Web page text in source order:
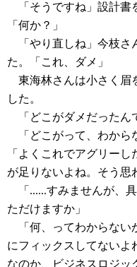
「そうですね」設計書
「何か？」
「やり直しね」今枝さ
た。「これ、ダメ」
東海林さんは小さく眉
した。
「どこがダメだったん
「どこがって、わから
「よくこれでアグリー
が足りないよね。そう思
「......すみませんが、
ただけますか」
「何、ってわからない
にフィックスしてないよ
なのか、ビジネスロジッ